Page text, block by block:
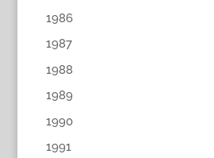
1986
1987
1988
1989
1990
1991